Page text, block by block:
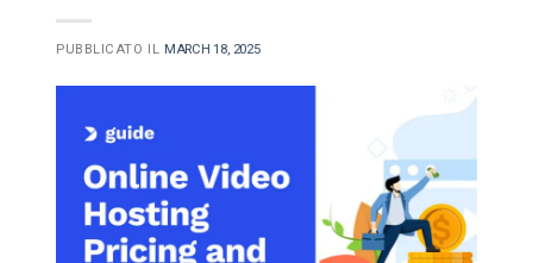
PUBBLICATO IL MARCH 18, 2025